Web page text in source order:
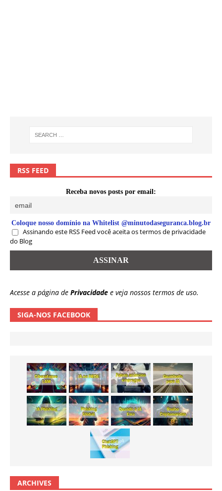
RSS FEED
Receba novos posts por email:
Coloque nosso domínio na Whitelist @minutodaseguranca.blog.br
Assinando este RSS Feed você aceita os termos de privacidade
do Blog
Acesse a página de Privacidade e veja nossos termos de uso.
SIGA-NOS FACEBOOK
ARCHIVES